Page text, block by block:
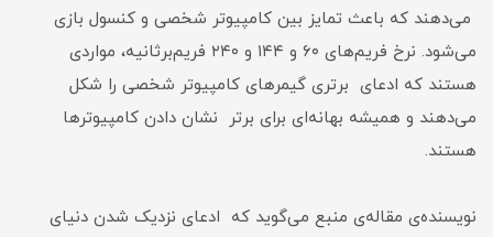
می‌دهند که باعث تمایز بین کامپیوتر شخصی و کنسول بازی
می‌شود. نرخ فریم‌های ۶۰ و ۱۴۴ و ۲۴۰ فریم‌برثانیه، مواردی
هستند که ادعای برتری گیمرهای کامپیوتر شخصی را شکل
می‌دهند و همیشه بهانه‌ای برای برتر نشان دادن کامپیوترها
هستند.
نویسنده‌ی مقاله‌ی منبع می‌گوید که ادعای نزدیک شدن دنیای